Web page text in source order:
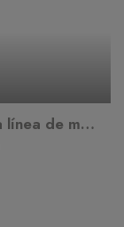
Magnífico apartamento en segunda línea de mar con vistas al mar y licencia de alquiler en Puerto de Pollensa